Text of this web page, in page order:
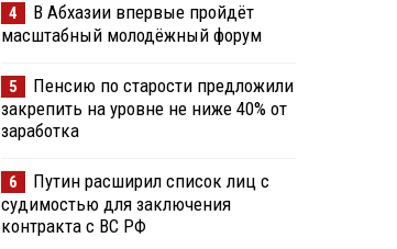
4
В Абхазии впервые пройдёт
масштабный молодёжный форум
5
Пенсию по старости предложили
закрепить на уровне не ниже 40% от
заработка
6
Путин расширил список лиц с
судимостью для заключения
контракта с ВС РФ